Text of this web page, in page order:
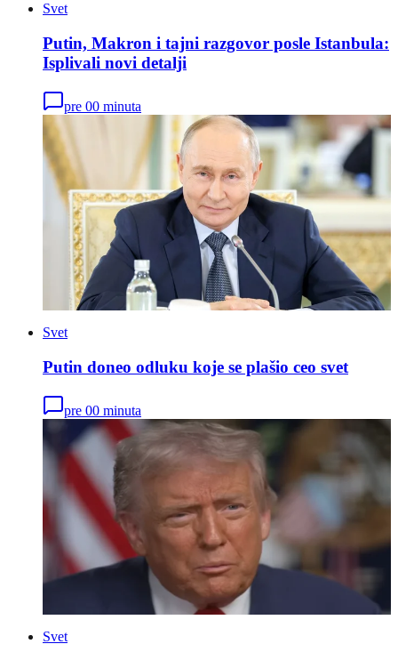
Svet
Putin, Makron i tajni razgovor posle Istanbula:
Isplivali novi detalji
pre 00 minuta
Svet
Putin doneo odluku koje se plašio ceo svet
pre 00 minuta
Svet